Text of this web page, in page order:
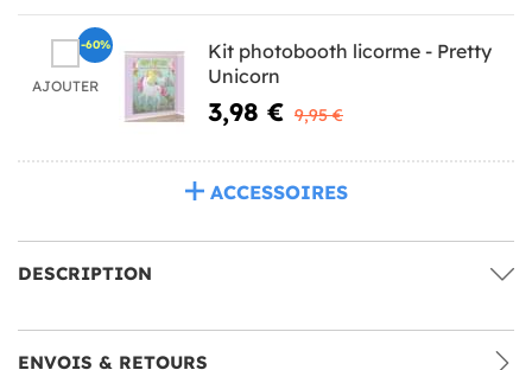
AJOUTER
Kit photobooth licorme - Pretty
Unicorn
3,98 € 9,95 €
-60%
ACCESSOIRES
DESCRIPTION
ENVOIS & RETOURS